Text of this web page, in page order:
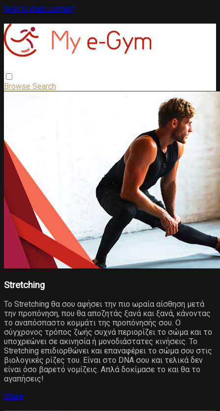
Skip to main content
Browse Search
Stretching
Το Stretching θα σου αφήσει την πιο ωραία αίσθηση μετά
την προπόνηση, που θα αποζητάς ξανά και ξανά, κάνοντας
το αναπόσπαστο κομμάτι της προπόνησής σου. Ο
σύγχρονος τρόπος ζωής συχνά περιορίζει το σώμα και το
υποχρεώνει σε ακινησία ή μονοδιάστατες κινήσεις. Το
Stretching επιδιορθώνει και επαναφέρει το σώμα σου στις
βιολογικές ρίζες του. Είναι στο DNA σου και τελικά δεν
είναι όσο βαρετό νομίζεις. Απλά δοκίμασε το και θα το
αγαπήσεις!
Share